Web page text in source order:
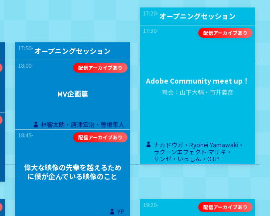
17:50-オープニングセッション
18:00-
MV企画篇
林響太朗・唐津宏治・曽根隼人
18:45-
偉大な映像の先輩を越えるため
に僕が企んでいる映像のこと
YP
17:20-オープニングセッション
17:30-
Adobe Community meet up！
司会：山下大輔・市井義彦
ナカドウガ・Ryohei Yamawaki・
ラクーンエフェクト マサキ・
サンゼ・ いっしん・ OTP
19:20-